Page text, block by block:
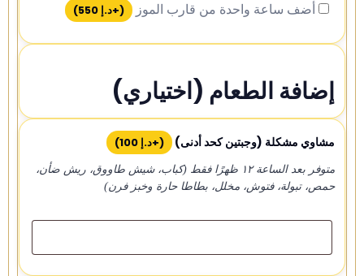
أضف ساعة واحدة من قارب الموز (+د.إ )
إضافة الطعام (اختياري)
مشاوي مشكلة (وجبتين كحد أدنى) (+د.إ )
متوفر بعد الساعة ١٢ ظهرًا فقط (كباب، شيش طاووق، ريش ضأن،
حمص، تبولة، فتوش، مخلل، بطاطا حارة وخبز فرن)